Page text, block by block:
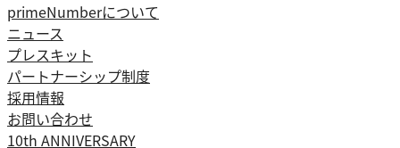
primeNumberについて
ニュース
プレスキット
パートナーシップ制度
採用情報
お問い合わせ
10th ANNIVERSARY